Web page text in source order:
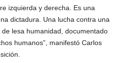
izquierda y derecha. Es una
dictadura. Una lucha contra una
lesa humanidad, documentado
humanos”, manifestó Carlos